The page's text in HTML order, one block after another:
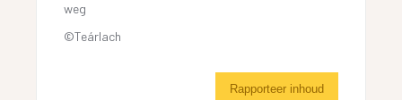
weg
©Teárlach
Rapporteer inhoud